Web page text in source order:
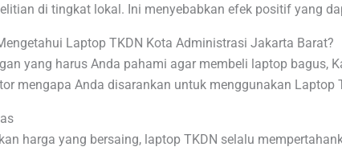
di tingkat lokal. Ini menyebabkan efek positif yang
Laptop TKDN Kota Administrasi Jakarta Barat?
yang harus Anda pahami agar membeli laptop bagus,
mengapa Anda disarankan untuk menggunakan Laptop
harga yang bersaing, laptop TKDN selalu